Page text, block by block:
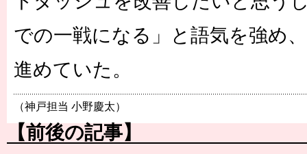
での一戦になる」と語気を強め
進めていた。
（神戸担当 小野慶太）
【前後の記事】